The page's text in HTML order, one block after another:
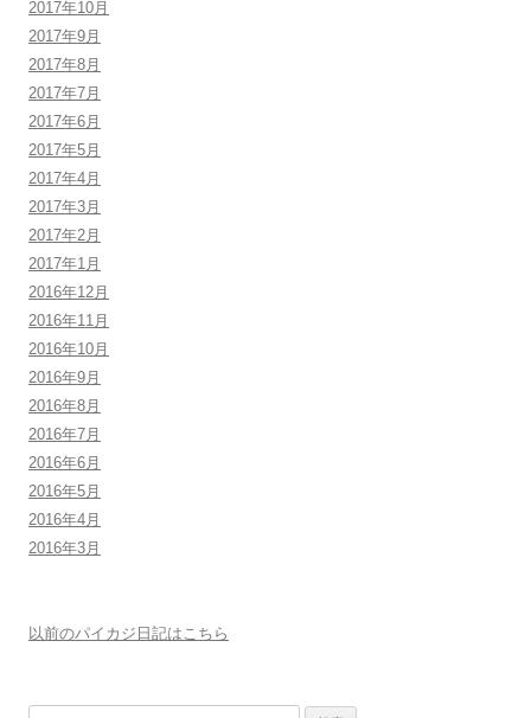
2017年10月
2017年9月
2017年8月
2017年7月
2017年6月
2017年5月
2017年4月
2017年3月
2017年2月
2017年1月
2016年12月
2016年11月
2016年10月
2016年9月
2016年8月
2016年7月
2016年6月
2016年5月
2016年4月
2016年3月
以前のパイカジ日記はこちら